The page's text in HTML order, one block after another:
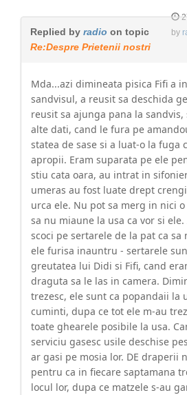
by
Replied by radio on topic
Re:Despre Prietenii nostri
Mda...azi dimineata pisica Fifi a
sandvisul, a reusit sa deschida
reusit sa ajunga pana la
alte dati, cand le fura pe
statea de sase si a luat-o la fuga
apropii. Eram suparata pe ele
stiu cata oara, au intrat in
umeras au fost luate drept
urca ele. Nu pot sa merg in nici
sa nu miaune la usa ca vor si
scoci pe sertarele de la pat ca sa
ele furisa inauntru - sertarele
greutatea lui Didi si Fifi, cand
draguta sa le las in camera.
trezesc, ele sunt ca popandaii la
cuminti, dupa ce tot ele m-au
toate ghearele posibile la usa.
serviciu gasesc usile deschise
ar gasi pe mosia lor. DE draperii
pentru ca in fiecare saptamana
locul lor, dupa ce matzele s-au